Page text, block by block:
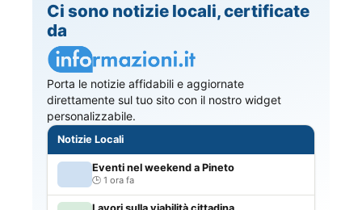
Ci sono notizie locali, certificate
da
Porta le notizie affidabili e aggiornate
direttamente sul tuo sito con il nostro widget
personalizzabile.
Notizie Locali
Eventi nel weekend a Pineto
1 ora fa